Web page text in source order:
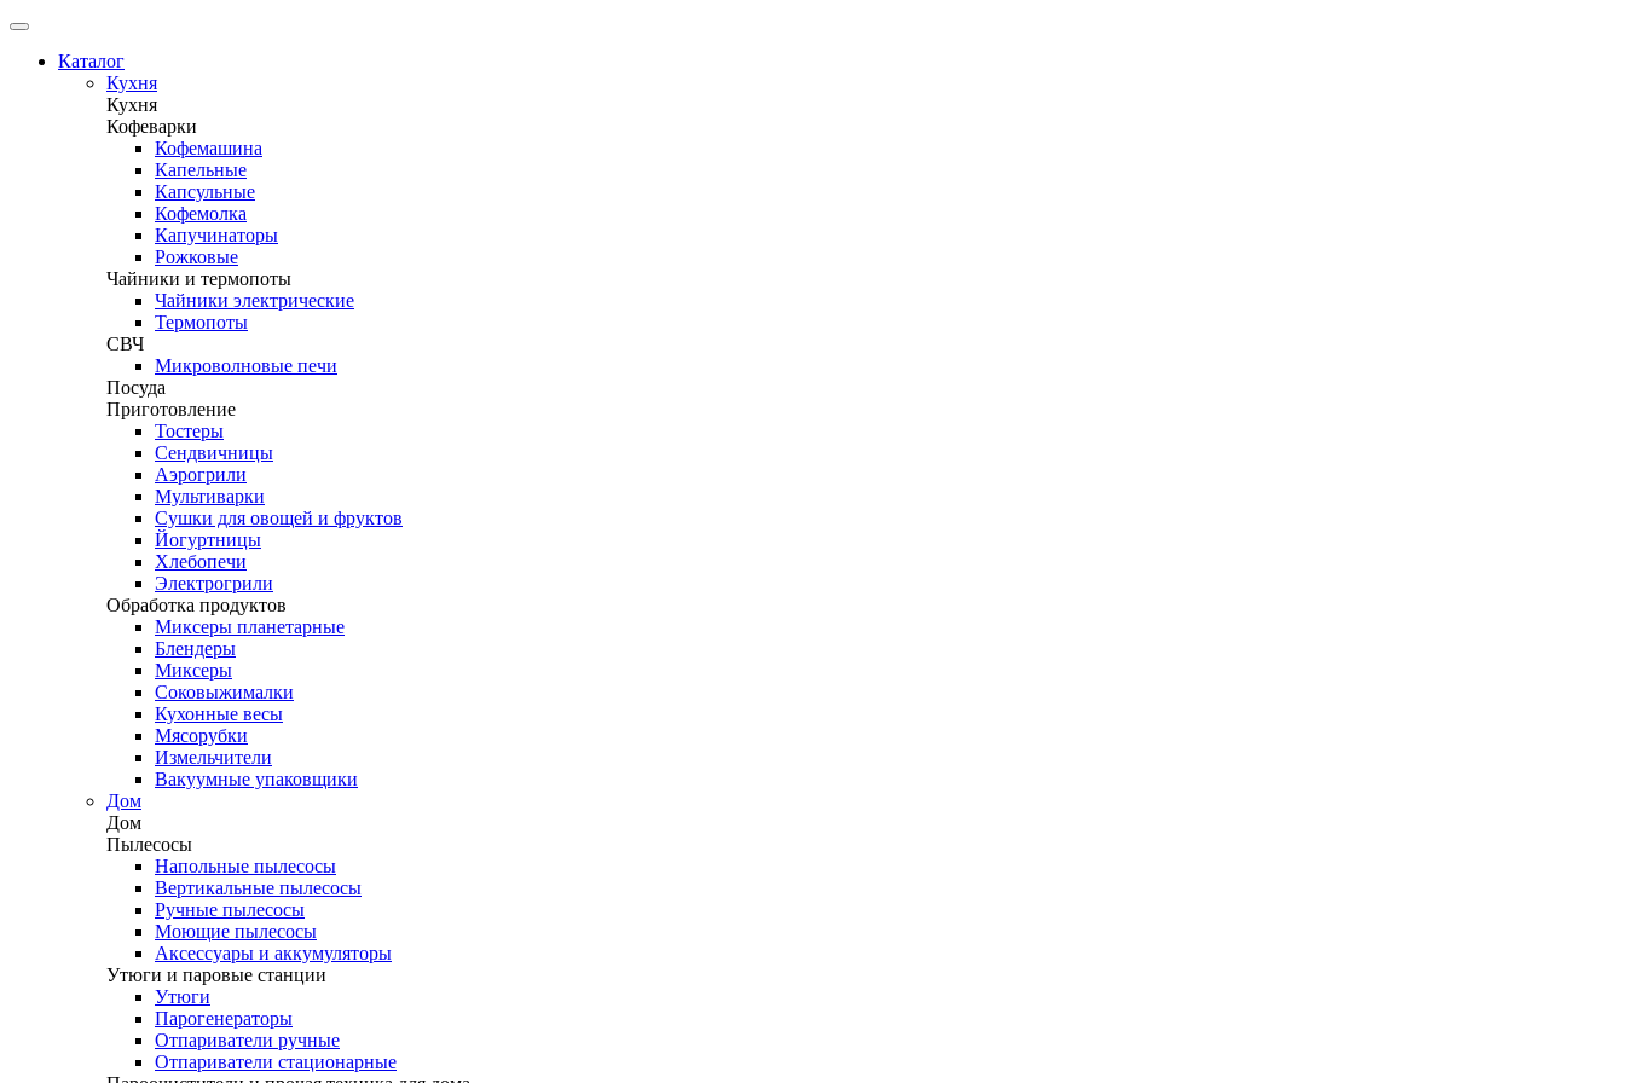
Каталог
Кухня
Кухня
Кофеварки
Кофемашина
Капельные
Капсульные
Кофемолка
Капучинаторы
Рожковые
Чайники и термопоты
Чайники электрические
Термопоты
СВЧ
Микроволновые печи
Посуда
Приготовление
Тостеры
Сендвичницы
Аэрогрили
Мультиварки
Сушки для овощей и фруктов
Йогуртницы
Хлебопечи
Электрогрили
Обработка продуктов
Миксеры планетарные
Блендеры
Миксеры
Соковыжималки
Кухонные весы
Мясорубки
Измельчители
Вакуумные упаковщики
Дом
Дом
Пылесосы
Напольные пылесосы
Вертикальные пылесосы
Ручные пылесосы
Моющие пылесосы
Аксессуары и аккумуляторы
Утюги и паровые станции
Утюги
Парогенераторы
Отпариватели ручные
Отпариватели стационарные